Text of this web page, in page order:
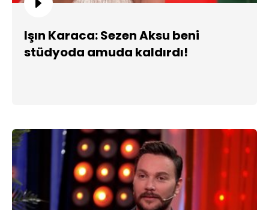
Işın Karaca: Sezen Aksu beni
stüdyoda amuda kaldırdı!